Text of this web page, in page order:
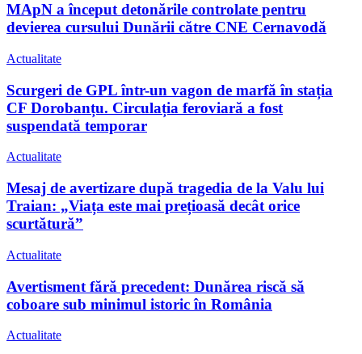
MApN a început detonările controlate pentru
devierea cursului Dunării către CNE Cernavodă
Actualitate
Scurgeri de GPL într-un vagon de marfă în stația
CF Dorobanțu. Circulația feroviară a fost
suspendată temporar
Actualitate
Mesaj de avertizare după tragedia de la Valu lui
Traian: „Viața este mai prețioasă decât orice
scurtătură”
Actualitate
Avertisment fără precedent: Dunărea riscă să
coboare sub minimul istoric în România
Actualitate